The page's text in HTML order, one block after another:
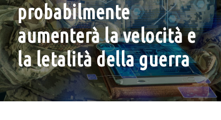
probabilmente
aumenterà la velocità e
la letalità della guerra